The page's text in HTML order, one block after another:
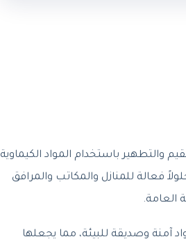
والتطهير باستخدام المواد الكيماوية
فعالة للمنازل والمكاتب والمرافق
العامة.
آمنة وصديقة للبيئة، مما يجعلها